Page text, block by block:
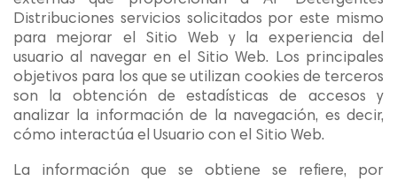
Distribuciones servicios solicitados por este mismo
para mejorar el Sitio Web y la experiencia del
usuario al navegar en el Sitio Web. Los principales
objetivos para los que se utilizan cookies de terceros
son la obtención de estadísticas de accesos y
analizar la información de la navegación, es decir,
cómo interactúa el Usuario con el Sitio Web.
La información que se obtiene se refiere, por